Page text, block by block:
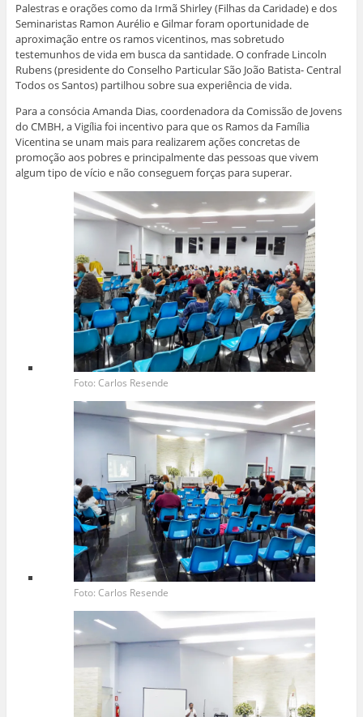
Palestras e orações como da Irmã Shirley (Filhas da Caridade) e dos
Seminaristas Ramon Aurélio e Gilmar foram oportunidade de
aproximação entre os ramos vicentinos, mas sobretudo
testemunhos de vida em busca da santidade. O confrade Lincoln
Rubens (presidente do Conselho Particular São João Batista- Central
Todos os Santos) partilhou sobre sua experiência de vida.
Para a consócia Amanda Dias, coordenadora da Comissão de Jovens
do CMBH, a Vigília foi incentivo para que os Ramos da Família
Vicentina se unam mais para realizarem ações concretas de
promoção aos pobres e principalmente das pessoas que vivem
algum tipo de vício e não conseguem forças para superar.
Foto: Carlos Resende
Foto: Carlos Resende